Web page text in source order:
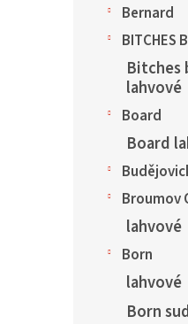
Bernard
BITCHES
Bitches
lahvové
Board
Board
Broumov
lahvové
Born
lahvové
Born